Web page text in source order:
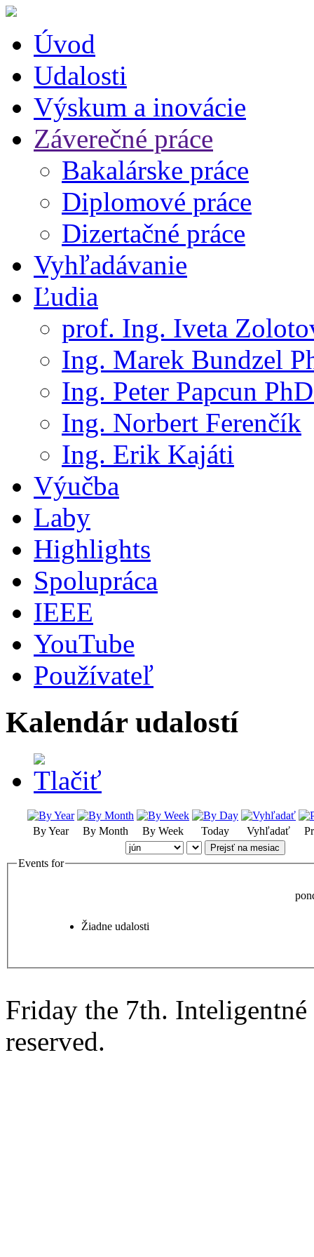
Úvod
Udalosti
Výskum a inovácie
Záverečné práce
Bakalárske práce
Diplomové práce
Dizertačné práce
Vyhľadávanie
Ľudia
prof. Ing. Iveta
Ing. Marek Bundzel
Ing. Peter Papcun
Ing. Norbert Ferenčík
Ing. Erik Kajáti
Výučba
Laby
Highlights
Spolupráca
IEEE
YouTube
Používateľ
Kalendár udalostí
By Year By Month By Week Today Vyhľadať
Prejsť na mesiac
Events for
Žiadne udalosti
Friday the 7th.
reserved.